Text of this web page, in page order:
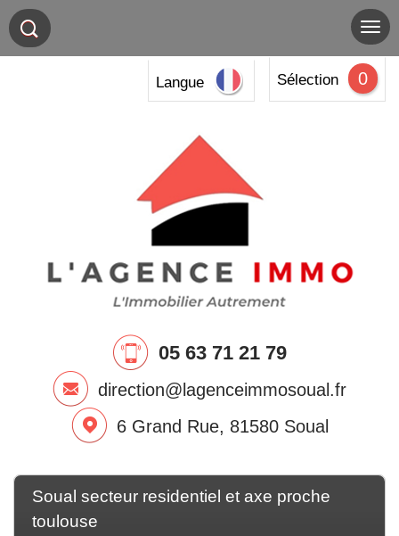
Langue Sélection 0
05 63 71 21 79
direction@lagenceimmosoual.fr
6 Grand Rue, 81580 Soual
soual secteur residentiel et axe proche
toulouse